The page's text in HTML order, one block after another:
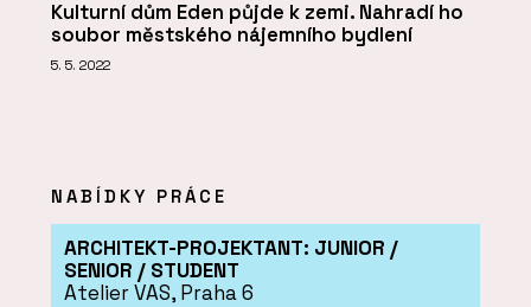
Kulturní dům Eden půjde k zemi. Nahradí ho
soubor městského nájemního bydlení
5. 5. 2022
NABÍDKY PRÁCE
ARCHITEKT-PROJEKTANT: JUNIOR /
SENIOR / STUDENT
Atelier VAS, Praha 6